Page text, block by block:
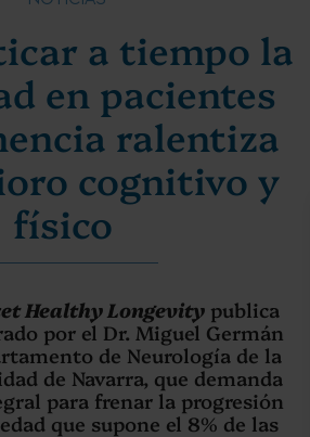
a tiempo la
en pacientes
ralentiza
cognitivo y
físico
Healthy Longevity publica
por el Dr. Miguel Germán
de Neurología de la
de Navarra, que demanda
para frenar la progresión
que supone el 8% de las